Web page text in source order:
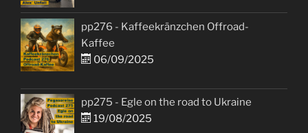
pp276 - Kaffeekränzchen Offroad-
Kaffee
06/09/2025
pp275 - Egle on the road to Ukraine
19/08/2025